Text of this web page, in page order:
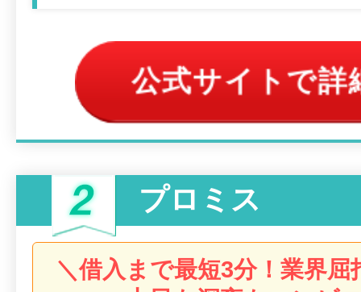
公式サイトで詳
プロミス
＼借入まで最短3分！業界